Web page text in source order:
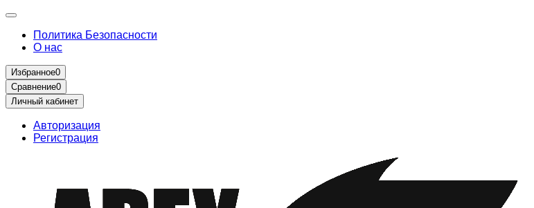
Политика Безопасности
О нас
Избранное0
Сравнение0
Личный кабинет
Авторизация
Регистрация